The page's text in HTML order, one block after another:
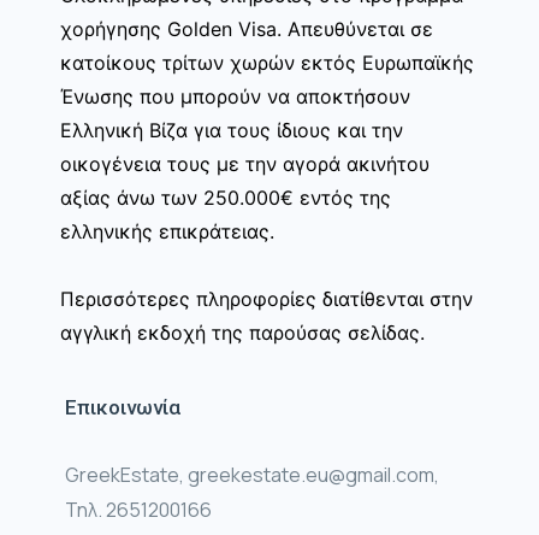
χορήγησης Golden Visa. Απευθύνεται σε
κατοίκους τρίτων χωρών εκτός Ευρωπαϊκής
Ένωσης που μπορούν να αποκτήσουν
Ελληνική Βίζα για τους ίδιους και την
οικογένεια τους με την αγορά ακινήτου
αξίας άνω των 250.000€ εντός της
ελληνικής επικράτειας.
Περισσότερες πληροφορίες διατίθενται στην
αγγλική εκδοχή της παρούσας σελίδας.
Επικοινωνία
GreekEstate, greekestate.eu@gmail.com,
Τηλ. 2651200166